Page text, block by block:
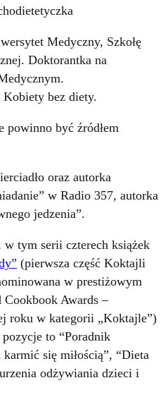
Medyczny, Szkołę
Doktorantka na
Kobiety bez diety.
powinno być źródłem
oraz autorka
w Radio 357, autorka
jedzenia”.
tym serii czterech książek
(pierwsza część Koktajli
w prestiżowym
Awards –
roku w kategorii „Koktajle”)
to “Poradnik
się miłością”, “Dieta
odżywiania dzieci i